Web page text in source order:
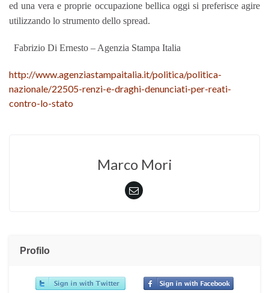
ed una vera e proprie occupazione bellica oggi si preferisce agire
utilizzando lo strumento dello spread.
Fabrizio Di Ernesto – Agenzia Stampa Italia
http://www.agenziastampaitalia.it/politica/politica-
nazionale/22505-renzi-e-draghi-denunciati-per-reati-
contro-lo-stato
Marco Mori
Profilo